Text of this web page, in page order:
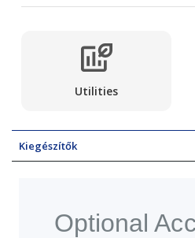
Utilities
Kiegészítők
Optional